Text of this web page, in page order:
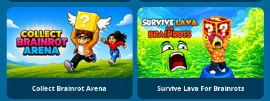
Collect Brainrot Arena Survive Lava For Brainrots